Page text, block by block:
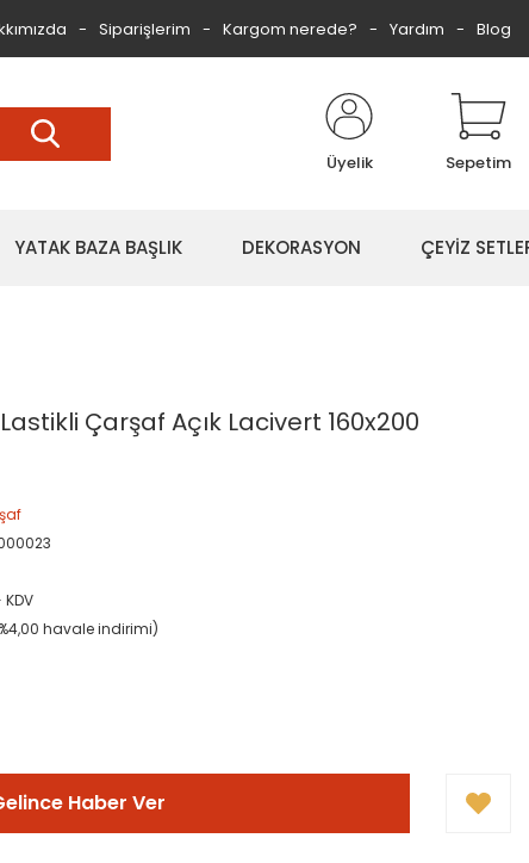
Siparişlerim Kargom nerede? Yardım Blog
Üyelik Sepetim
YATAK BAZA BAŞLIK DEKORASYON ÇEYİZ
Çarşaf Açık Lacivert 160x200
havale indirimi)
Haber Ver